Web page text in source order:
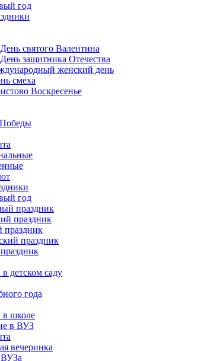
год
святого Валентина
защитника Отечества
женский день
смеха
Воскресенье
год
праздник
праздник
праздник
праздник
детском саду
года
школе
в ВУЗ
вечеринка